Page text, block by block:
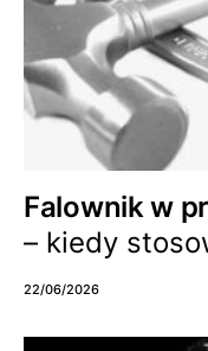
Falownik w
– kiedy
22/06/2026